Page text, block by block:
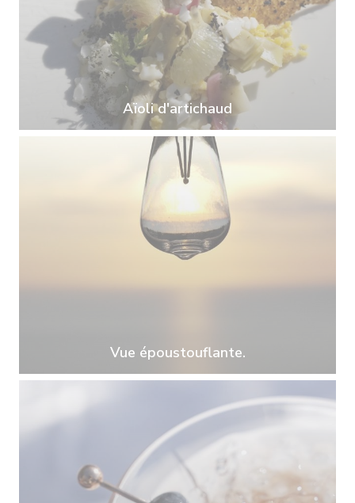
Aïoli d'artichaud
Vue époustouflante.